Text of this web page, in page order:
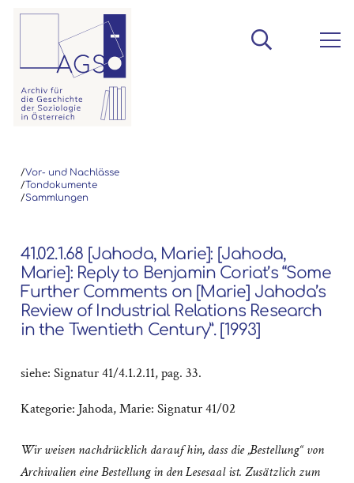
/Vor- und Nachlässe
/Tondokumente
/Sammlungen
41.02.1.68 [Jahoda, Marie]: [Jahoda,
Marie]: Reply to Benjamin Coriat’s “Some
Further Comments on [Marie] Jahoda’s
Review of Industrial Relations Research
in the Twentieth Century”. [1993]
siehe: Signatur 41/4.1.2.11, pag. 33.
Kategorie: Jahoda, Marie: Signatur 41/02
Wir weisen nachdrücklich darauf hin, dass die „Bestellung“ von
Archivalien eine Bestellung in den Lesesaal ist. Zusätzlich zum